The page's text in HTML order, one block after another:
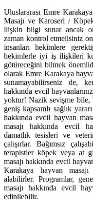
Uluslararası Emre
Masajı ve Karoseri /
ilişkin bilgi sunar ancak
zaman kontrol etmelisiniz
insanları hekimlere
hekimlerle iyi iş ilişkileri
götüreceğini bilmek
olarak Emre Karakaya
sunamayabilirseniz de,
hakkında evcil
yoktur! Nazik sevişme bile,
geniş kapsamlı sağlık
hakkında evcil hayvan
masajı hakkında evcil
damatlık tesisleri ve
çalışırlar. Bağımsız
terapistler köpek veya at
masajı hakkında evcil
Karakaya hayvan
alabilirler. Programlar,
masajı hakkında evcil
edinilebilir.